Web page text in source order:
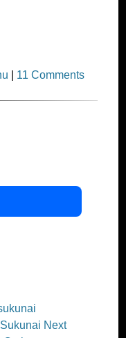
11 Comments
Next